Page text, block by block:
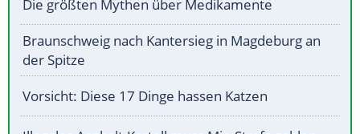
Die größten Mythen über Medikamente
Braunschweig nach Kantersieg in Magdeburg an
der Spitze
Vorsicht: Diese 17 Dinge hassen Katzen